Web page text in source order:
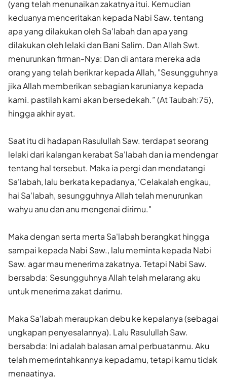
(yang telah menunaikan zakatnya itui. Kemudian
keduanya menceritakan kepada Nabi Saw. tentang
apa yang dilakukan oleh Sa'labah dan apa yang
dilakukan oleh lelaki dan Bani Salim. Dan Allah Swt.
menurunkan firman-Nya: Dan di antara mereka ada
orang yang telah berikrar kepada Allah, "Sesungguhnya
jika Allah memberikan sebagian karunia­nya kepada
kami. pastilah kami akan bersedekah.” (At Taubah:75),
hingga akhir ayat.
Saat itu di hadapan Rasulullah Saw. terdapat seorang
lelaki dari kalangan kerabat Sa'labah dan ia mendengar
tentang hal tersebut. Maka ia pergi dan mendatangi
Sa'labah, lalu berkata kepadanya, 'Celakalah engkau,
hai Sa'labah, sesungguhnya Allah telah menurunkan
wahyu anu dan anu mengenai dirimu."
Maka dengan serta merta Sa'labah berangkat hingga
sampai kepada Nabi Saw., lalu meminta kepada Nabi
Saw. agar mau menerima zakat­nya. Tetapi Nabi Saw.
bersabda: Sesungguhnya Allah telah melarang aku
untuk menerima zakat darimu.
Maka Sa'labah meraupkan debu ke kepalanya (sebagai
ungkapan penye­salannya). Lalu Rasulullah Saw.
bersabda: Ini adalah balasan amal perbuatanmu. Aku
telah memerintah­kannya kepadamu, tetapi kamu tidak
menaatinya.